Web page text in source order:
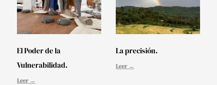
El Poder de la
Vulnerabilidad.
Leer →
La precisión.
Leer →